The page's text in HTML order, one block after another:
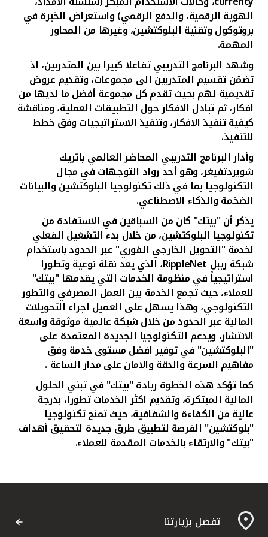
الهوية الرقمية، والدفع الرقمي) واستعراض الخبرة في
بروتوكول وتقنية البلوكتشين، وغيرها من المحاور
المهمة.
وشهد البرنامج التدريبي تفاعلا كبيرا بين المتدربين، اذ
تضمّن تقسيم المتدربين الى مجموعات، وتقديم عروض
تقديمية لهم بحيث تقدم كل مجموعة أفضل ما لديها من
افكار، ثم تبادل الافكار حول التطبيقات العملية، ومناقشة
كيفية تنفيذ الافكار، وتنفيذ الاستراتيجيات وفق خطط
للتنفيذ.
وأدار البرنامج التدريبي المحاضر العالمي باتريك
شويردتفيغر، وهو أحد رواد التوجهات في مجال
التكنولوجيا بما في ذلك تكنولوجيا البلوكتشين والبيانات
الضخمة والذكاء الاصطناعي.
يذكر أن "بيتك" كان من السباقين في الاستفادة من
تكنولوجيا البلوكتشين، من خلال بدء التشغيل الفعلي
لخدمة "التحويل الخارجي الفوري" عبر الحدود باستخدام
شبكة ريبل RippleNet، الذي يعد نقلة نوعية وتطورا
استراتيجياً في منظومة الخدمات التي يقدمها "بيتك"
للعملاء، حيث تجمع الخدمة بين العمل المصرفي والتطور
التكنولوجي، وهذا يسهل على العميل اجراء التحويلات
المالية عبر الحدود من خلال شبكة عالمية موثوقة واسعة
الانتشار، ويدعم التكنولوجيا الجديدة المعتمدة على
"البلوكتشين" في توفير افضل مستوى خدمة وفق
مفاهيم السرعة والدقة والامان على مدار الساعة .
كما تؤكد هذه الخطوة ريادة "بيتك" في تبني الحلول
المالية المبتكرة، وتقديم اكثر الخدمات تطورا، بدرجة
عالية من الكفاءة والشفافية، حيث تمنح تكنولوجيا
"بلوكتشين" الفرصة لتطبيق طرق جديدة لتحقيق أهداف
"بيتك" والارتقاء بالخدمات المقدمة للعملاء.
تفضل بزيارتنا